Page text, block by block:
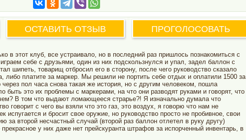
ОСТАВИТЬ ОТЗЫВ ПРОГОЛОСОВАТЬ
в этот клуб, все устраивало, но в последний раз пришлось познакомиться с
себе с друзьями, один из них подскользнулся и упал, задел баллон с
шипеть, товарищ отбросил его в сторону, после чего руководство сказало
либо платите за маркер. Мы решили не портить себе отдых и оплатили 1500 за
пол часа снова такая же история, но с другим человеком, пошла
быть это их проблемы с маркерами, на что они разводят руками и говорят, что
В том что выдают ломающееся страрье?! Я изначально думала что
говорит с чего вы взяли что это газ, это воздух, я говорю что нам не
и бросит свое оружие, но руководство просто не пробивное, свои
за второй несчастный случай (второй раз баллон отлетел в руку другу)
у них даже нет прейскуранта штрафов за испорченный инвентарь, в